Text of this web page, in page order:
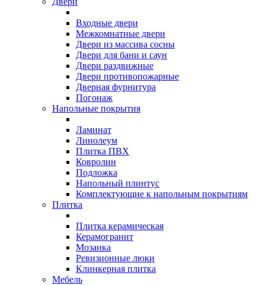
Входные двери
Межкомнатные двери
Двери из массива сосны
Двери для бани и саун
Двери раздвижные
Двери противопожарные
Дверная фурнитура
Погонаж
Напольные покрытия
Ламинат
Линолеум
Плитка ПВХ
Ковролин
Подложка
Напольный плинтус
Комплектующие к напольным покрытиям
Плитка
Плитка керамическая
Керамогранит
Мозаика
Ревизионные люки
Клинкерная плитка
Мебель